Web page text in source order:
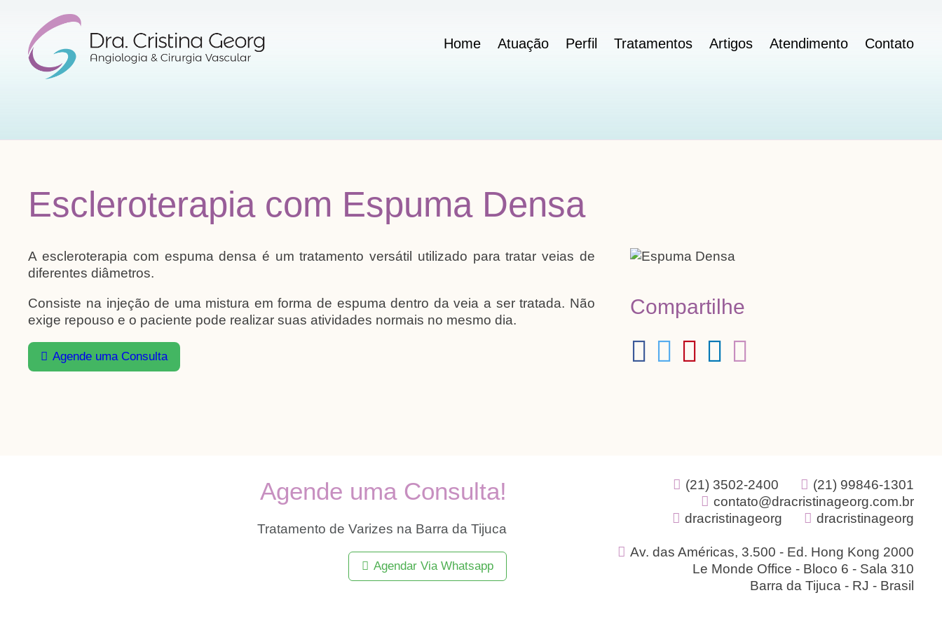
Home Atuação Perfil Tratamentos Artigos Atendimento Contato
Escleroterapia com Espuma Densa
A escleroterapia com espuma densa é um tratamento versátil utilizado para tratar veias de
diferentes diâmetros.
Consiste na injeção de uma mistura em forma de espuma dentro da veia a ser tratada. Não
exige repouso e o paciente pode realizar suas atividades normais no mesmo dia.
Agende uma Consulta
Compartilhe
Agende uma Consulta!
Tratamento de Varizes na Barra da Tijuca
Agendar Via Whatsapp
(21) 3502-2400
(21) 99846-1301
contato@dracristinageorg.com.br
dracristinageorg
dracristinageorg
Av. das Américas, 3.500 - Ed. Hong Kong 2000
Le Monde Office - Bloco 6 - Sala 310
Barra da Tijuca - RJ - Brasil